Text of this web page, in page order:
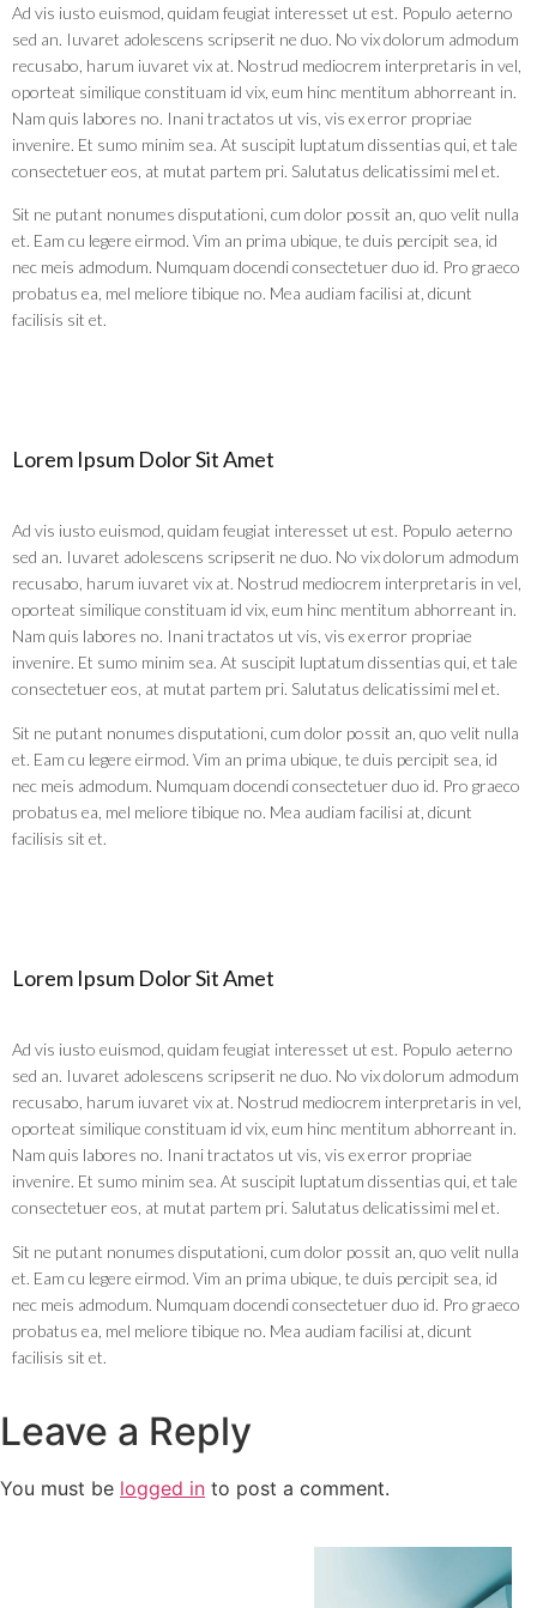
Ad vis iusto euismod, quidam feugiat interesset ut est. Populo aeterno
sed an. Iuvaret adolescens scripserit ne duo. No vix dolorum admodum
recusabo, harum iuvaret vix at. Nostrud mediocrem interpretaris in vel,
oporteat similique constituam id vix, eum hinc mentitum abhorreant in.
Nam quis labores no. Inani tractatos ut vis, vis ex error propriae
invenire. Et sumo minim sea. At suscipit luptatum dissentias qui, et tale
consectetuer eos, at mutat partem pri. Salutatus delicatissimi mel et.
Sit ne putant nonumes disputationi, cum dolor possit an, quo velit nulla
et. Eam cu legere eirmod. Vim an prima ubique, te duis percipit sea, id
nec meis admodum. Numquam docendi consectetuer duo id. Pro graeco
probatus ea, mel meliore tibique no. Mea audiam facilisi at, dicunt
facilisis sit et.
Lorem Ipsum Dolor Sit Amet
Ad vis iusto euismod, quidam feugiat interesset ut est. Populo aeterno
sed an. Iuvaret adolescens scripserit ne duo. No vix dolorum admodum
recusabo, harum iuvaret vix at. Nostrud mediocrem interpretaris in vel,
oporteat similique constituam id vix, eum hinc mentitum abhorreant in.
Nam quis labores no. Inani tractatos ut vis, vis ex error propriae
invenire. Et sumo minim sea. At suscipit luptatum dissentias qui, et tale
consectetuer eos, at mutat partem pri. Salutatus delicatissimi mel et.
Sit ne putant nonumes disputationi, cum dolor possit an, quo velit nulla
et. Eam cu legere eirmod. Vim an prima ubique, te duis percipit sea, id
nec meis admodum. Numquam docendi consectetuer duo id. Pro graeco
probatus ea, mel meliore tibique no. Mea audiam facilisi at, dicunt
facilisis sit et.
Lorem Ipsum Dolor Sit Amet
Ad vis iusto euismod, quidam feugiat interesset ut est. Populo aeterno
sed an. Iuvaret adolescens scripserit ne duo. No vix dolorum admodum
recusabo, harum iuvaret vix at. Nostrud mediocrem interpretaris in vel,
oporteat similique constituam id vix, eum hinc mentitum abhorreant in.
Nam quis labores no. Inani tractatos ut vis, vis ex error propriae
invenire. Et sumo minim sea. At suscipit luptatum dissentias qui, et tale
consectetuer eos, at mutat partem pri. Salutatus delicatissimi mel et.
Sit ne putant nonumes disputationi, cum dolor possit an, quo velit nulla
et. Eam cu legere eirmod. Vim an prima ubique, te duis percipit sea, id
nec meis admodum. Numquam docendi consectetuer duo id. Pro graeco
probatus ea, mel meliore tibique no. Mea audiam facilisi at, dicunt
facilisis sit et.
Leave a Reply
You must be logged in to post a comment.